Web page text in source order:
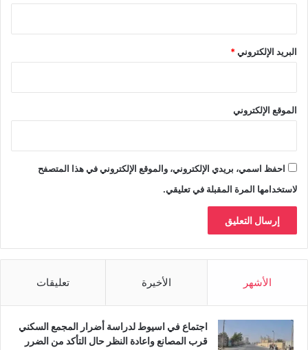
البريد الإلكتروني*
الموقع الإلكتروني
احفظ اسمي، بريدي الإلكتروني، والموقع الإلكتروني في هذا المتصفح
لاستخدامها المرة المقبلة في تعليقي.
الأشهر الأخيرة تعليقات
اجتماع في اسيوط لدراسة أضرار المجمع السكني
قرب المصانع واعادة النظر حال التأكد من الضرر